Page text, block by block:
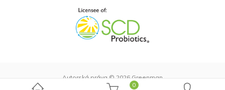
0
Autorská práva © 2026 Greenman